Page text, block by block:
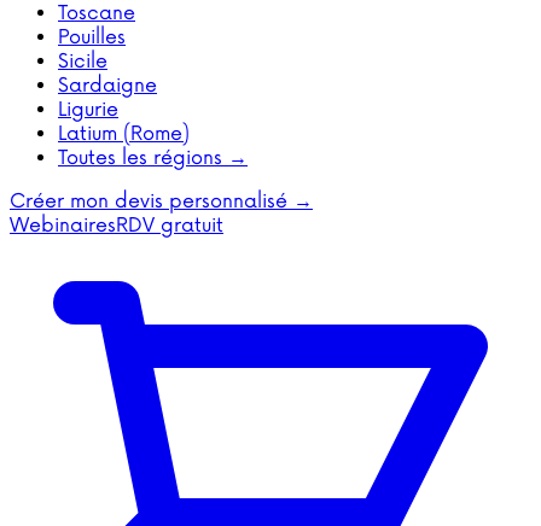
Toscane
Pouilles
Sicile
Sardaigne
Ligurie
Latium (Rome)
Toutes les régions →
Créer mon devis personnalisé →
WebinairesRDV gratuit